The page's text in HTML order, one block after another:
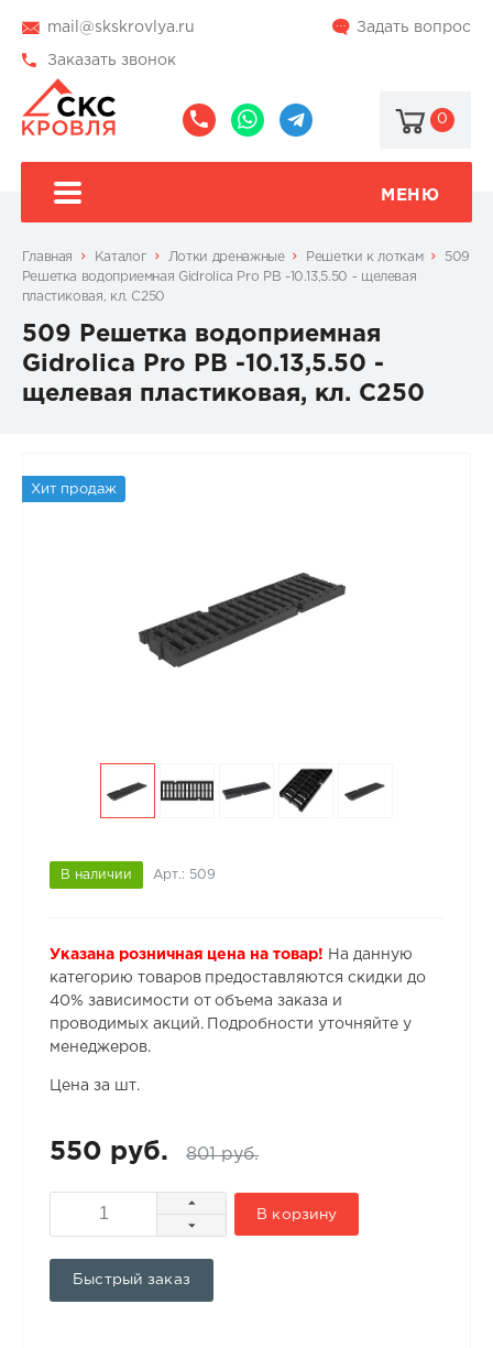
mail@skskrovlya.ru Задать вопрос
Заказать звонок
0
МЕНЮ
Главная Каталог Лотки дренажные Решетки к лоткам
509
Решетка водоприемная Gidrolica Pro РВ -10.13,5.50 - щелевая
пластиковая, кл. С250
509 Решетка водоприемная
Gidrolica Pro РВ -10.13,5.50 -
щелевая пластиковая, кл. С250
Хит продаж
В наличии Арт.: 509
Указана розничная цена на товар! На данную
категорию товаров предоставляются скидки до
40% зависимости от объема заказа и
проводимых акций. Подробности уточняйте у
менеджеров.
Цена за шт.
550 руб. 801 руб.
В корзину
Быстрый заказ